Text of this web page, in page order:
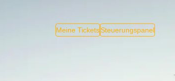
Meine TicketsSteuerungspanel